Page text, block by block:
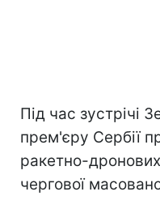
Під час зустрічі
прем'єру Сербії
ракетно-
чергової